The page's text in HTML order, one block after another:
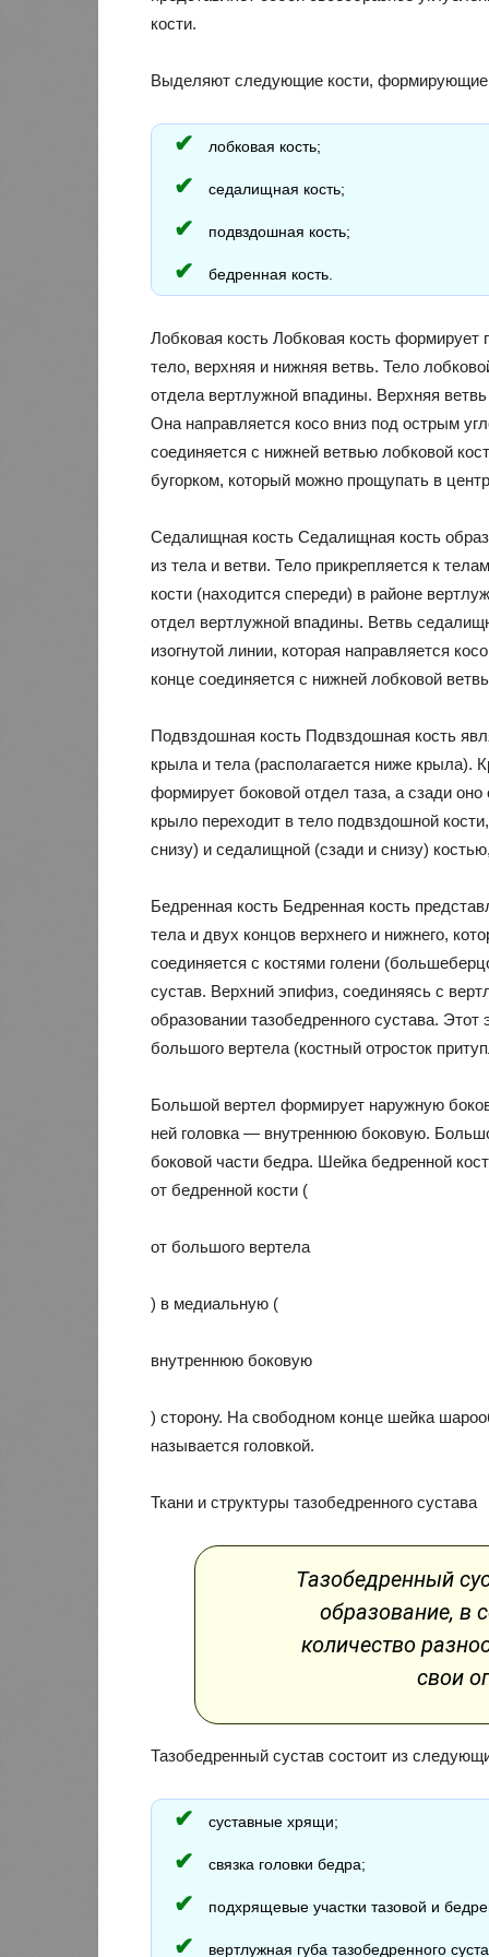
кости.
Выделяют следующие кости, формирующие
лобковая кость;
седалищная кость;
подвздошная кость;
бедренная кость.
Лобковая кость Лобковая кость формирует
тело, верхняя и нижняя ветвь. Тело
отдела вертлужной впадины. Верхняя
Она направляется косо вниз под острым
соединяется с нижней ветвью лобковой
бугорком, который можно прощупать в
Седалищная кость Седалищная кость
из тела и ветви. Тело прикрепляется к
кости (находится спереди) в районе
отдел вертлужной впадины. Ветвь
изогнутой линии, которая направляется
конце соединяется с нижней лобковой
Подвздошная кость Подвздошная кость
крыла и тела (располагается ниже крыла).
формирует боковой отдел таза, а сзади
крыло переходит в тело подвздошной
снизу) и седалищной (сзади и снизу)
Бедренная кость Бедренная кость
тела и двух концов верхнего и нижнего,
соединяется с костями голени
сустав. Верхний эпифиз, соединяясь с
образовании тазобедренного сустава.
большого вертела (костный отросток
Большой вертел формирует наружную
ней головка — внутреннюю боковую.
боковой части бедра. Шейка бедренной
от бедренной кости (
от большого вертела
) в медиальную (
внутреннюю боковую
) сторону. На свободном конце шейка
называется головкой.
Ткани и структуры тазобедренного сустава
Тазобедренный
образование, в
количество
свои
Тазобедренный сустав состоит из
суставные хрящи;
связка головки бедра;
подхрящевые участки тазовой и
вертлужная губа тазобедренного